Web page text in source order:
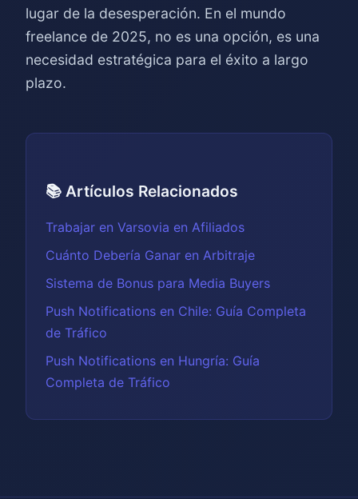
lugar de la desesperación. En el mundo
freelance de 2025, no es una opción, es una
necesidad estratégica para el éxito a largo
plazo.
📚 Artículos Relacionados
Trabajar en Varsovia en Afiliados
Cuánto Debería Ganar en Arbitraje
Sistema de Bonus para Media Buyers
Push Notifications en Chile: Guía Completa
de Tráfico
Push Notifications en Hungría: Guía
Completa de Tráfico